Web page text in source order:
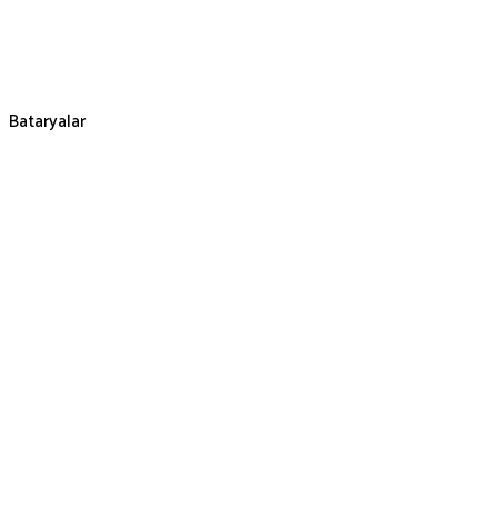
Bataryalar